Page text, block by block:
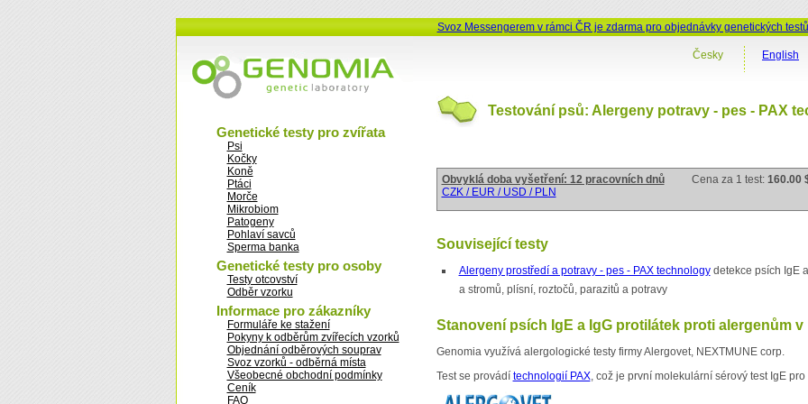
Svoz Messengerem v rámci ČR je zdarma pro objednávky genetických
Genetické testy pro zvířata
Psi
Kočky
Koně
Ptáci
Morče
Mikrobiom
Patogeny
Pohlaví savců
Sperma banka
Genetické testy pro osoby
Testy otcovství
Odběr vzorku
Informace pro zákazníky
Formuláře ke stažení
Pokyny k odběrům zvířecích vzorků
Objednání odběrových souprav
Svoz vzorků - odběrná místa
Všeobecné obchodní podmínky
Ceník
FAQ
English
Česky
Testování psů: Alergeny potravy - pes - PAX
Obvyklá doba vyšetření: 12 pracovních dnů Cena za 1 test: 160.00
CZK / EUR / USD / PLN
Související testy
Alergeny prostředí a potravy - pes - PAX technologydetekce psích IgE
a stromů, plísní, roztočů, parazitů a potravy
Stanovení psích IgE a IgG protilátek proti alergenům v
Genomia využívá alergologické testy firmy Alergovet, NEXTMUNE corp.
Test se provádí technologií PAX, což je první molekulární sérový test IgE